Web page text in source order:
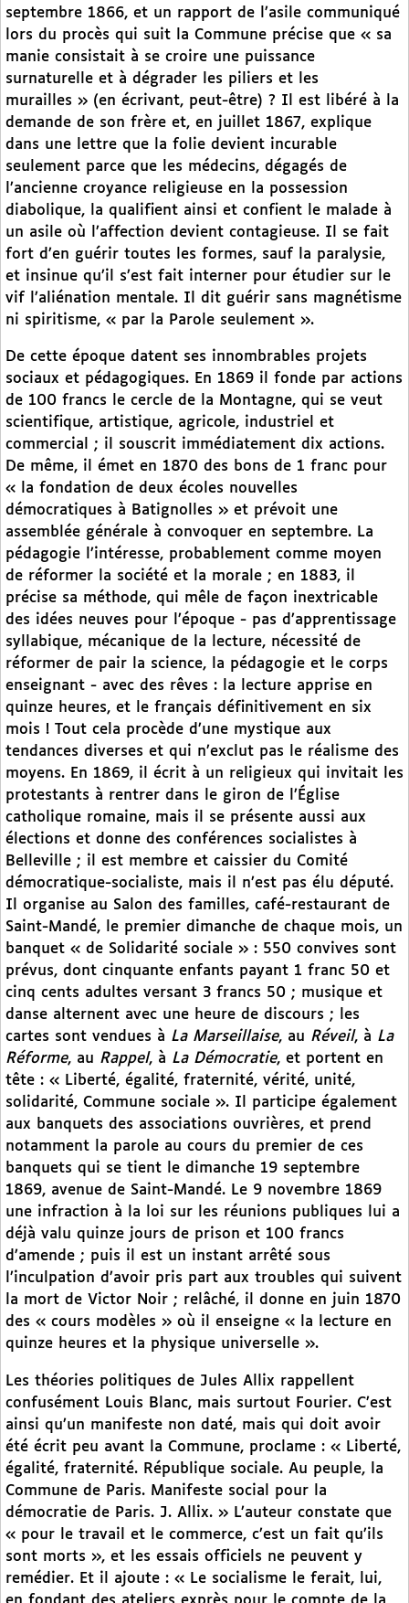
septembre 1866, et un rapport de l’asile communiqué
lors du procès qui suit la Commune précise que « sa
manie consistait à se croire une puissance
surnaturelle et à dégrader les piliers et les
murailles » (en écrivant, peut-être) ? Il est libéré à la
demande de son frère et, en juillet 1867, explique
dans une lettre que la folie devient incurable
seulement parce que les médecins, dégagés de
l’ancienne croyance religieuse en la possession
diabolique, la qualifient ainsi et confient le malade à
un asile où l’affection devient contagieuse. Il se fait
fort d’en guérir toutes les formes, sauf la paralysie,
et insinue qu’il s’est fait interner pour étudier sur le
vif l’aliénation mentale. Il dit guérir sans magnétisme
ni spiritisme, « par la Parole seulement ».
De cette époque datent ses innombrables projets
sociaux et pédagogiques. En 1869 il fonde par actions
de 100 francs le cercle de la Montagne, qui se veut
scientifique, artistique, agricole, industriel et
commercial ; il souscrit immédiatement dix actions.
De même, il émet en 1870 des bons de 1 franc pour
« la fondation de deux écoles nouvelles
démocratiques à Batignolles » et prévoit une
assemblée générale à convoquer en septembre. La
pédagogie l’intéresse, probablement comme moyen
de réformer la société et la morale ; en 1883, il
précise sa méthode, qui mêle de façon inextricable
des idées neuves pour l’époque - pas d’apprentissage
syllabique, mécanique de la lecture, nécessité de
réformer de pair la science, la pédagogie et le corps
enseignant - avec des rêves : la lecture apprise en
quinze heures, et le français définitivement en six
mois ! Tout cela procède d’une mystique aux
tendances diverses et qui n’exclut pas le réalisme des
moyens. En 1869, il écrit à un religieux qui invitait les
protestants à rentrer dans le giron de l’Église
catholique romaine, mais il se présente aussi aux
élections et donne des conférences socialistes à
Belleville ; il est membre et caissier du Comité
démocratique-socialiste, mais il n’est pas élu député.
Il organise au Salon des familles, café-restaurant de
Saint-Mandé, le premier dimanche de chaque mois, un
banquet « de Solidarité sociale » : 550 convives sont
prévus, dont cinquante enfants payant 1 franc 50 et
cinq cents adultes versant 3 francs 50 ; musique et
danse alternent avec une heure de discours ; les
cartes sont vendues à La Marseillaise, au Réveil, à La
Réforme, au Rappel, à La Démocratie, et portent en
tête : « Liberté, égalité, fraternité, vérité, unité,
solidarité, Commune sociale ». Il participe également
aux banquets des associations ouvrières, et prend
notamment la parole au cours du premier de ces
banquets qui se tient le dimanche 19 septembre
1869, avenue de Saint-Mandé. Le 9 novembre 1869
une infraction à la loi sur les réunions publiques lui a
déjà valu quinze jours de prison et 100 francs
d’amende ; puis il est un instant arrêté sous
l’inculpation d’avoir pris part aux troubles qui suivent
la mort de Victor Noir ; relâché, il donne en juin 1870
des « cours modèles » où il enseigne « la lecture en
quinze heures et la physique universelle ».
Les théories politiques de Jules Allix rappellent
confusément Louis Blanc, mais surtout Fourier. C’est
ainsi qu’un manifeste non daté, mais qui doit avoir
été écrit peu avant la Commune, proclame : « Liberté,
égalité, fraternité. République sociale. Au peuple, la
Commune de Paris. Manifeste social pour la
démocratie de Paris. J. Allix. » L’auteur constate que
« pour le travail et le commerce, c’est un fait qu’ils
sont morts », et les essais officiels ne peuvent y
remédier. Et il ajoute : « Le socialisme le ferait, lui,